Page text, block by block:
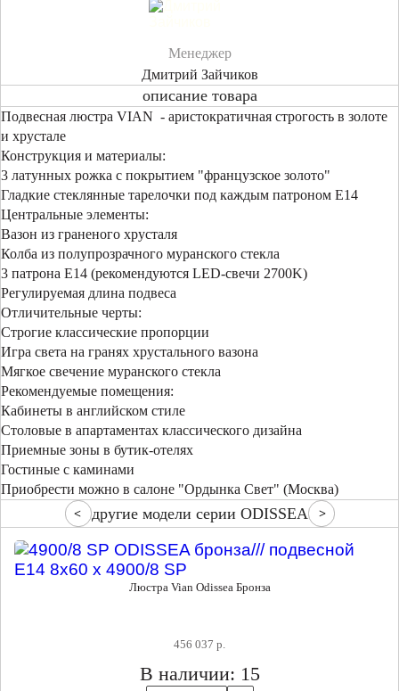
Менеджер
Дмитрий Зайчиков
описание товара
Подвесная люстра VIAN - аристократичная строгость в золоте
и хрустале
Конструкция и материалы:
3 латунных рожка с покрытием "французское золото"
Гладкие стеклянные тарелочки под каждым патроном E14
Центральные элементы:
Вазон из граненого хрусталя
Колба из полупрозрачного муранского стекла
3 патрона E14 (рекомендуются LED-свечи 2700K)
Регулируемая длина подвеса
Отличительные черты:
Строгие классические пропорции
Игра света на гранях хрустального вазона
Мягкое свечение муранского стекла
Рекомендуемые помещения:
Кабинеты в английском стиле
Столовые в апартаментах классического дизайна
Приемные зоны в бутик-отелях
Гостиные с каминами
Приобрести можно в салоне "Ордынка Свет" (Москва)
другие модели серии ODISSEA
Люстра Vian Odissea Бронза
456 037 р.
В наличии: 15